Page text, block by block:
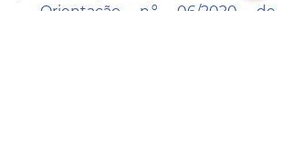
Orientação n.º 06/2020 de